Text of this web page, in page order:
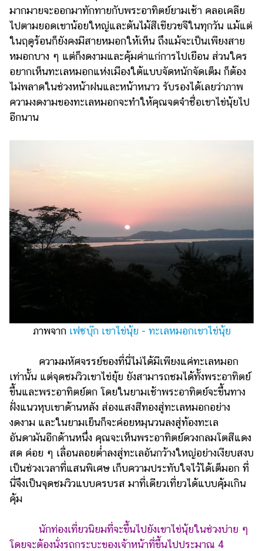
มากมายจะออกมาทักทายกับพระอาทิตย์ยามเช้า คลอเคลีย
ไปตามยอดเขาน้อยใหญ่และต้นไม้สีเขียวขจีในทุกวัน แม้แต่
ในฤดูร้อนก็ยังคงมีสายหมอกให้เห็น ถึงแม้จะเป็นเพียงสาย
หมอกบาง ๆ แต่ก็งดงามและคุ้มค่าแก่การไปเยือน ส่วนใคร
อยากเห็นทะเลหมอกแห่งเมืองใต้แบบจัดหนักจัดเต็ม ก็ต้อง
ไม่พลาดในช่วงหน้าฝนและหน้าหนาว รับรองได้เลยว่าภาพ
ความงดงามของทะเลหมอกจะทำให้คุณจดจำชื่อเขาไข่นุ้ยไป
อีกนาน
ภาพจาก เฟซบุ๊ก เขาไข่นุ้ย - ทะเลหมอกเขาไข่นุ้ย
ความมหัศจรรย์ของที่นี่ไม่ได้มีเพียงแค่ทะเลหมอก
เท่านั้น แต่จุดชมวิวเขาไข่ยุ้ย ยังสามารถชมได้ทั้งพระอาทิตย์
ขึ้นและพระอาทิตย์ตก โดยในยามเช้าพระอาทิตย์จะขึ้นทาง
ฝั่งแนวหุบเขาด้านหลัง ส่องแสงสีทองสู่ทะเลหมอกอย่าง
งดงาม และในยามเย็นก็จะค่อยหมุนวนลงสู่ท้องทะเล
อันดามันอีกด้านหนึ่ง คุณจะเห็นพระอาทิตย์ดวงกลมโตสีแดง
สด ค่อย ๆ เลื่อนลอยต่ำลงสู่ทะเลอันกว้างใหญ่อย่างเงียบสงบ
เป็นช่วงเวลาที่แสนพิเศษ เก็บความประทับใจไว้ได้เต็มอก ที่
นี่จึงเป็นจุดชมวิวแบบครบรส มาที่เดียวเที่ยวได้แบบคุ้มเกิน
คุ้ม
นักท่องเที่ยวนิยมที่จะขึ้นไปยังเขาไข่นุ้ยในช่วงบ่าย ๆ
โดยจะต้องนั่งรถกระบะของเจ้าหน้าที่ขึ้นไปประมาณ 4